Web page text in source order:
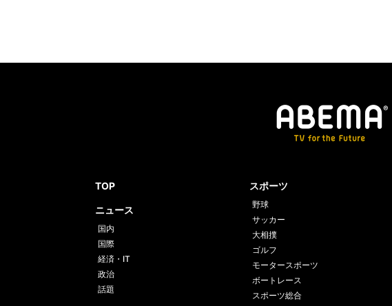
TOP
ニュース
国内
国際
経済・IT
政治
話題
スポーツ
野球
サッカー
大相撲
ゴルフ
モータースポーツ
ボートレース
スポーツ総合